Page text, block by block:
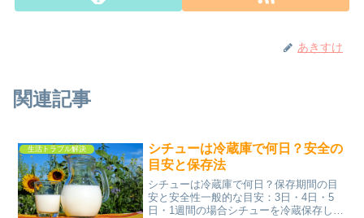
あきすけ
関連記事
生活トラブル解決
シチューは冷蔵庫で何日？安全の
目安と保存法
シチューは冷蔵庫で何日？保存期間の目
安と安全性一般的な目安：3日・4日・5
日・1週間の場合シチューを冷蔵保存した